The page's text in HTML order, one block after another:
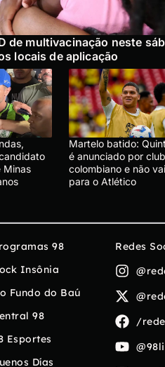
de multivacinação neste
locais de aplicação
Minas
Martelo batido:
é anunciado por
colombiano e não vai
para o Atlético
98
Insônia
Fundo do Baú
98
Esportes
Días
Redes
/